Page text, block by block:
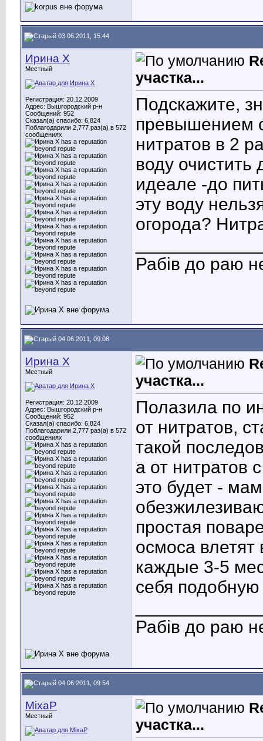
03.06.2011, 15:44
Ирина X
Местный
Регистрация: 20.12.2009
Адрес: Вышгородский р-н
Сообщений: 952
Сказал(а) спасибо: 6,824
Поблагодарили 2,777 раз(а) в 572
сообщениях
участка...
Подскажите,
превышением
нитратов в 2
воду очистить
идеале -до
эту воду
огорода?
Рабів до раю
04.06.2011, 09:08
Ирина X
Местный
Регистрация: 20.12.2009
Адрес: Вышгородский р-н
Сообщений: 952
Сказал(а) спасибо: 6,824
Поблагодарили 2,777 раз(а) в 572
сообщениях
участка...
Полазила по
от нитратов,
такой
а от нитратов
это будет -
простая
осмоса влетят
каждые 3-5
себя
Рабів до раю
04.06.2011, 09:54
MixaP
Местный
участка...